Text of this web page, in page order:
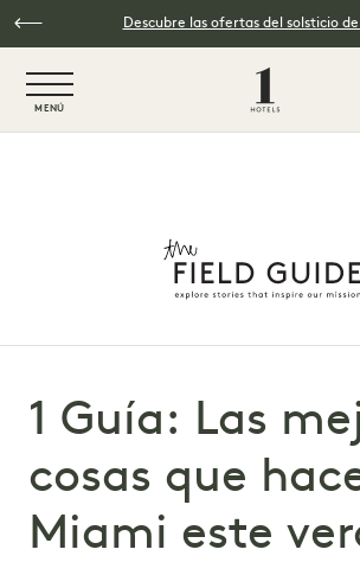
Ir al contenido principal
Descubre las ofertas del solsticio
MENÚ
1 Guía: Las
cosas que
Miami este